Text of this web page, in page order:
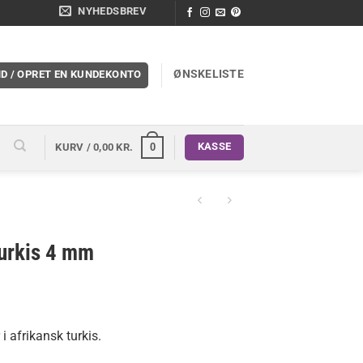
NYHEDSBREV
/ OPRET EN KUNDEKONTO ØNSKELISTE
KURV /0,00KR. 0 KASSE
4 mm
i afrikansk turkis.